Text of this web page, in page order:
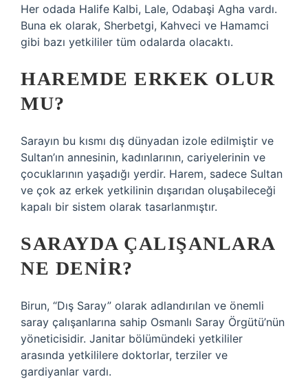
Her odada Halife Kalbi, Lale, Odabaşi Agha vardı.
Buna ek olarak, Sherbetgi, Kahveci ve Hamamci
gibi bazı yetkililer tüm odalarda olacaktı.
HAREMDE ERKEK OLUR
MU?
Sarayın bu kısmı dış dünyadan izole edilmiştir ve
Sultan’ın annesinin, kadınlarının, cariyelerinin ve
çocuklarının yaşadığı yerdir. Harem, sadece Sultan
ve çok az erkek yetkilinin dışarıdan oluşabileceği
kapalı bir sistem olarak tasarlanmıştır.
SARAYDA ÇALIŞANLARA
NE DENIR?
Birun, “Dış Saray” olarak adlandırılan ve önemli
saray çalışanlarına sahip Osmanlı Saray Örgütü’nün
yöneticisidir. Janitar bölümündeki yetkililer
arasında yetkililere doktorlar, terziler ve
gardiyanlar vardı.